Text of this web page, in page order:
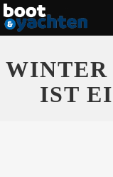
WINTER
IST